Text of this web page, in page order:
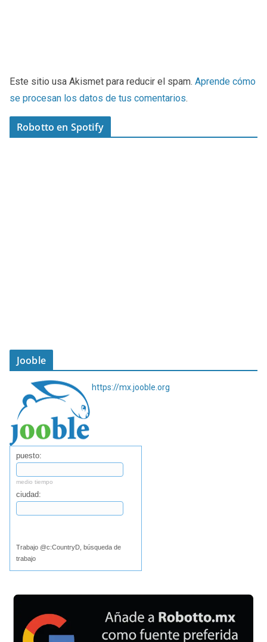
Este sitio usa Akismet para reducir el spam. Aprende cómo
se procesan los datos de tus comentarios.
Robotto en Spotify
Jooble
https://mx.jooble.org
puesto:
medio tiempo
ciudad:
Trabajo @c:CountryD, búsqueda de
trabajo